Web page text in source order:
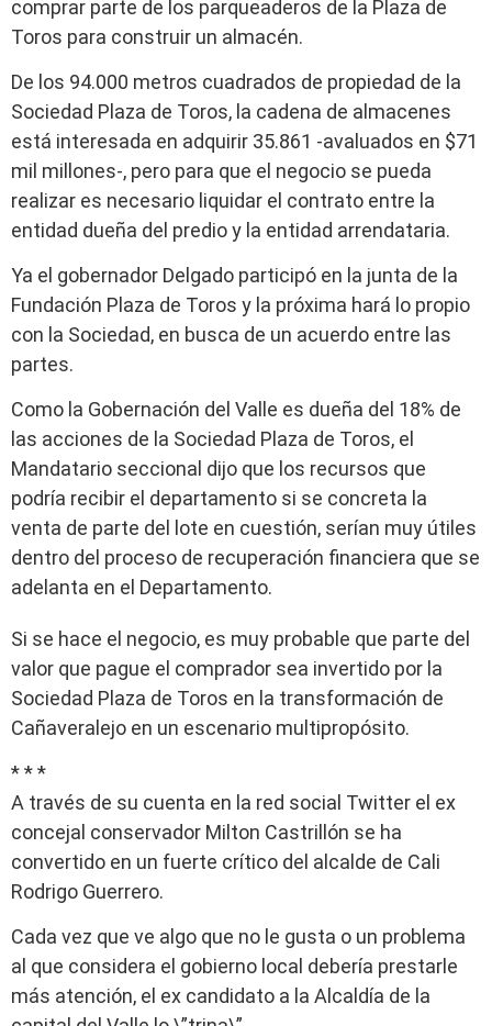
comprar parte de los parqueaderos de la Plaza de
Toros para construir un almacén.
De los 94.000 metros cuadrados de propiedad de la
Sociedad Plaza de Toros, la cadena de almacenes
está interesada en adquirir 35.861 -avaluados en $71
mil millones-, pero para que el negocio se pueda
realizar es necesario liquidar el contrato entre la
entidad dueña del predio y la entidad arrendataria.
Ya el gobernador Delgado participó en la junta de la
Fundación Plaza de Toros y la próxima hará lo propio
con la Sociedad, en busca de un acuerdo entre las
partes.
Como la Gobernación del Valle es dueña del 18% de
las acciones de la Sociedad Plaza de Toros, el
Mandatario seccional dijo que los recursos que
podría recibir el departamento si se concreta la
venta de parte del lote en cuestión, serían muy útiles
dentro del proceso de recuperación financiera que se
adelanta en el Departamento.
Si se hace el negocio, es muy probable que parte del
valor que pague el comprador sea invertido por la
Sociedad Plaza de Toros en la transformación de
Cañaveralejo en un escenario multipropósito.
* * *
A través de su cuenta en la red social Twitter el ex
concejal conservador Milton Castrillón se ha
convertido en un fuerte crítico del alcalde de Cali
Rodrigo Guerrero.
Cada vez que ve algo que no le gusta o un problema
al que considera el gobierno local debería prestarle
más atención, el ex candidato a la Alcaldía de la